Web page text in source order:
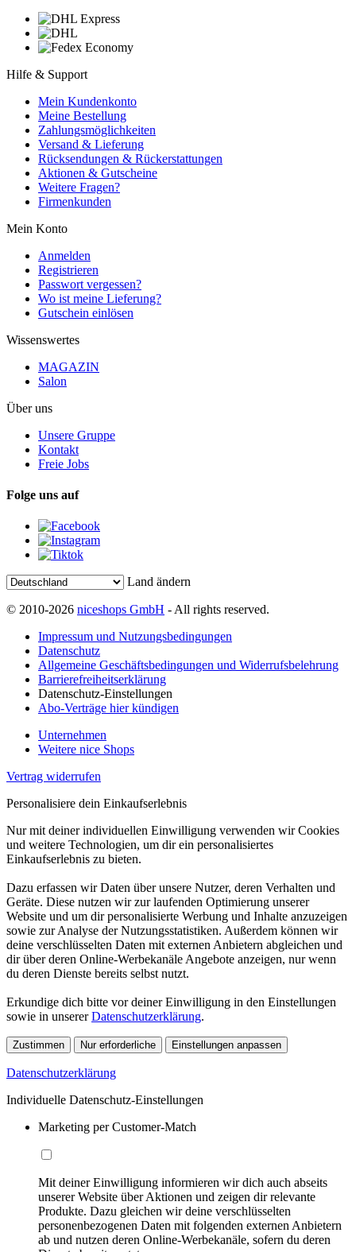
Hilfe & Support
Mein Kundenkonto
Meine Bestellung
Zahlungsmöglichkeiten
Versand & Lieferung
Rücksendungen & Rückerstattungen
Aktionen & Gutscheine
Weitere Fragen?
Firmenkunden
Mein Konto
Anmelden
Registrieren
Passwort vergessen?
Wo ist meine Lieferung?
Gutschein einlösen
Wissenswertes
MAGAZIN
Salon
Über uns
Unsere Gruppe
Kontakt
Freie Jobs
Folge uns auf
Land ändern
© 2010-2026 niceshops GmbH - All rights reserved.
Impressum und Nutzungsbedingungen
Datenschutz
Allgemeine Geschäftsbedingungen und Widerrufsbelehrung
Barrierefreiheitserklärung
Datenschutz-Einstellungen
Abo-Verträge hier kündigen
Unternehmen
Weitere nice Shops
Vertrag widerrufen
Personalisiere dein Einkaufserlebnis
Nur mit deiner individuellen Einwilligung verwenden wir Cookies
und weitere Technologien, um dir ein personalisiertes
Einkaufserlebnis zu bieten.
Dazu erfassen wir Daten über unsere Nutzer, deren Verhalten und
Geräte. Diese nutzen wir zur laufenden Optimierung unserer
Website und um dir personalisierte Werbung und Inhalte anzuzeigen
sowie zur Analyse der Nutzungsstatistiken. Außerdem können wir
deine verschlüsselten Daten mit externen Anbietern abgleichen und
dir über deren Online-Werbekanäle Angebote anzeigen, nur wenn
du deren Dienste bereits selbst nutzt.
Erkundige dich bitte vor deiner Einwilligung in den Einstellungen
sowie in unsererDatenschutzerklärung.
Zustimmen Nur erforderliche Einstellungen anpassen
Datenschutzerklärung
Individuelle Datenschutz-Einstellungen
Marketing per Customer-Match
Mit deiner Einwilligung informieren wir dich auch abseits
unserer Website über Aktionen und zeigen dir relevante
Produkte. Dazu gleichen wir deine verschlüsselten
personenbezogenen Daten mit folgenden externen Anbietern
ab und nutzen deren Online-Werbekanäle, sofern du deren